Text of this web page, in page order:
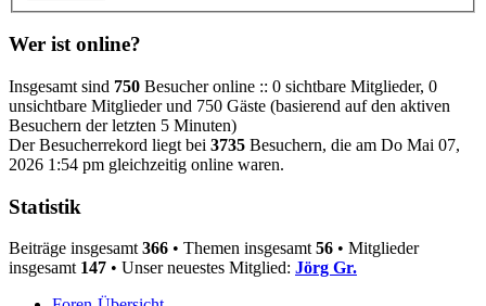
Wer ist online?
Insgesamt sind 750 Besucher online :: 0 sichtbare Mitglieder, 0
unsichtbare Mitglieder und 750 Gäste (basierend auf den aktiven
Besuchern der letzten 5 Minuten)
Der Besucherrekord liegt bei 3735 Besuchern, die am Do Mai 07,
2026 1:54 pm gleichzeitig online waren.
Statistik
Beiträge insgesamt 366 • Themen insgesamt 56 • Mitglieder
insgesamt 147 • Unser neuestes Mitglied: Jörg Gr.